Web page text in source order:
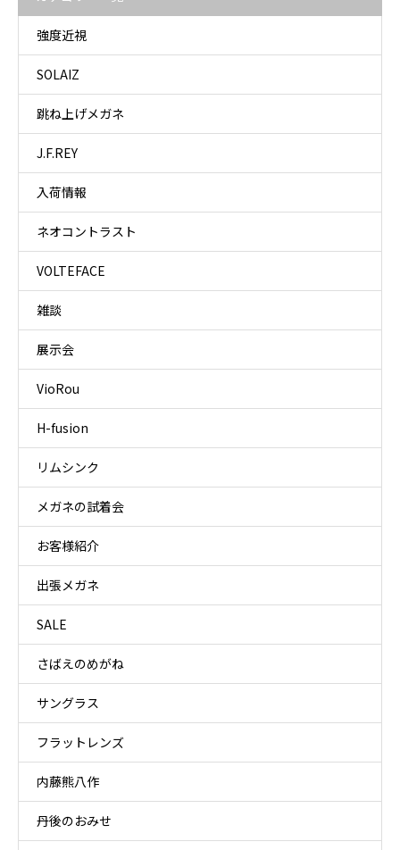
強度近視
SOLAIZ
跳ね上げメガネ
J.F.REY
入荷情報
ネオコントラスト
VOLTEFACE
雑談
展示会
VioRou
H-fusion
リムシンク
メガネの試着会
お客様紹介
出張メガネ
SALE
さばえのめがね
サングラス
フラットレンズ
内藤熊八作
丹後のおみせ